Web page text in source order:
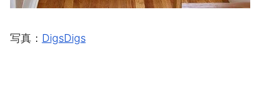
写真： DigsDigs